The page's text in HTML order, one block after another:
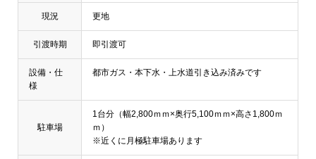
現況 更地
引渡時期 即引渡可
設備・仕
様
都市ガス・本下水・上水道引き込み済みです
駐車場
1台分（幅2,800ｍｍ×奥行5,100ｍｍ×高さ1,800ｍ
ｍ）
※近くに月極駐車場あります